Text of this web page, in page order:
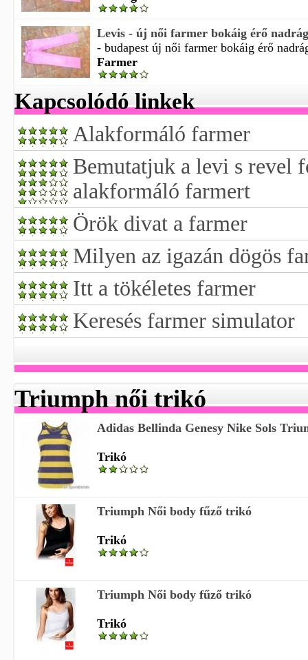
Levis - új női farmer bokáig érő
- budapest új női farmer bokáig érő
Farmer
Kapcsolódó linkek
Alakformáló farmer
Bemutatjuk a levi s revel
alakformáló farmert
Örök divat a farmer
Milyen az igazán dögös
Itt a tökéletes farmer
Keresés farmer simulator
Triumph női trikó
Adidas Bellinda Genesy Nike Sols
Trikó
Triumph Női body fűző trikó
Trikó
Triumph Női body fűző trikó
Trikó